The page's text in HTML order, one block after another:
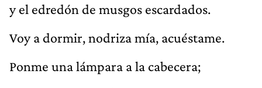
y el edredón de musgos escardados.
Voy a dormir, nodriza mía, acuéstame.
Ponme una lámpara a la cabecera;